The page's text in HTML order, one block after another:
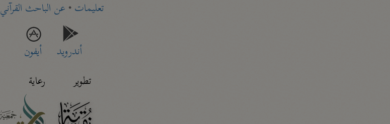
تعليمات• عن الباحث القرآني
أندرويد
أيفون
تطوير
رعاية